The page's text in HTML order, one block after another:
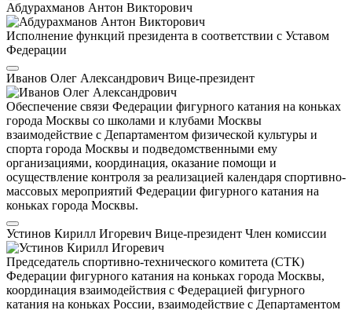
Абдурахманов Антон Викторович
Исполнение функций президента в соответствии с Уставом
Федерации
Иванов Олег Александрович Вице-президент
Обеспечение связи Федерации фигурного катания на коньках
города Москвы со школами и клубами Москвы
взаимодействие с Департаментом физической культуры и
спорта города Москвы и подведомственными ему
организациями, координация, оказание помощи и
осуществление контроля за реализацией календаря спортивно-
массовых мероприятий Федерации фигурного катания на
коньках города Москвы.
Устинов Кирилл Игоревич Вице-президент Член комиссии
Председатель спортивно-технического комитета (СТК)
Федерации фигурного катания на коньках города Москвы,
координация взаимодействия с Федерацией фигурного
катания на коньках России, взаимодействие с Департаментом